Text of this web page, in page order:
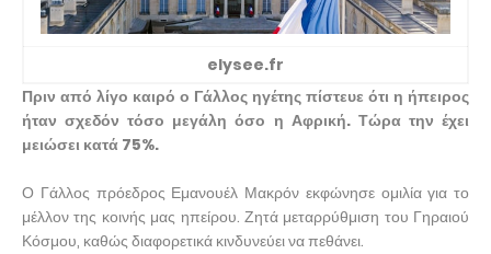
elysee.fr
Πριν από λίγο καιρό ο Γάλλος ηγέτης πίστευε ότι η ήπειρος
ήταν σχεδόν τόσο μεγάλη όσο η Αφρική. Τώρα την έχει
μειώσει κατά 75%.
Ο Γάλλος πρόεδρος Εμανουέλ Μακρόν εκφώνησε ομιλία για το
μέλλον της κοινής μας ηπείρου. Ζητά μεταρρύθμιση του Γηραιού
Κόσμου, καθώς διαφορετικά κινδυνεύει να πεθάνει.